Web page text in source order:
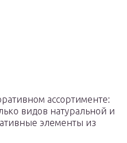
ассортименте:
видов натуральной и
элементы из